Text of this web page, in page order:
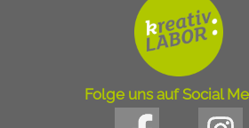
Folge uns auf Social